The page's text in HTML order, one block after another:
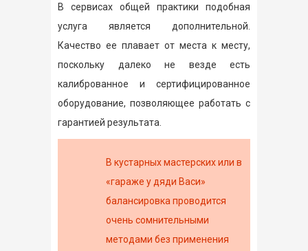
В сервисах общей практики подобная
услуга является дополнительной.
Качество ее плавает от места к месту,
поскольку далеко не везде есть
калиброванное и сертифицированное
оборудование, позволяющее работать с
гарантией результата.
В кустарных мастерских или в
«гараже у дяди Васи»
балансировка проводится
очень сомнительными
методами без применения